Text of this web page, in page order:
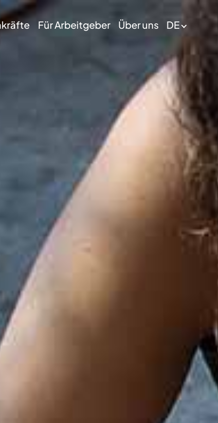
Für Arbeitgeber Über uns DE